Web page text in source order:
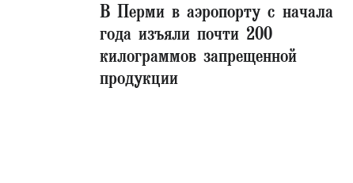
В Перми в аэропорту с начала
года изъяли почти 200
килограммов запрещенной
продукции